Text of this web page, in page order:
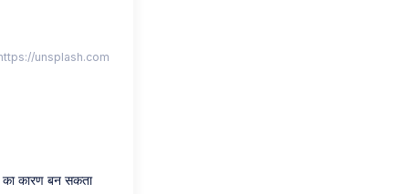
unsplash.com
का कारण बन सकता